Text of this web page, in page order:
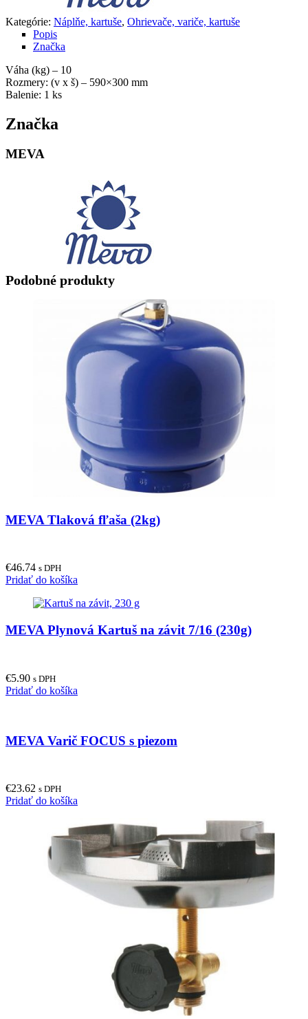
Kategórie: Náplňe, kartuše, Ohrievače, variče, kartuše
Popis
Značka
Váha (kg) – 10
Rozmery: (v x š) – 590×300 mm
Balenie: 1 ks
Značka
MEVA
Podobné produkty
MEVA Tlaková fľaša (2kg)
€46.74 s DPH
Pridať do košíka
MEVA Plynová Kartuš na závit 7/16 (230g)
€5.90 s DPH
Pridať do košíka
MEVA Varič FOCUS s piezom
€23.62 s DPH
Pridať do košíka